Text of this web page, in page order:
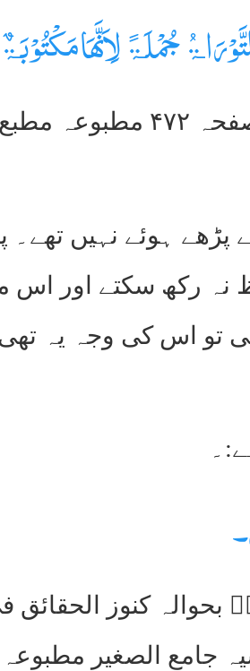
جُمْلَۃً لِاَنَّھَا
ہوئے نہیں تھے۔
نہ رکھ سکتے اور اس
تو اس کی وجہ یہ
کنوز الحقائق
الصغیر مطبوعہ مصر